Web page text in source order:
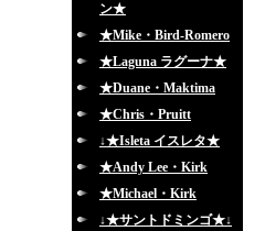
ン★
★Mike・Bird-Romero
★Laguna ラグーナ★
★Duane・Maktima
★Chris・Pruitt
↓★Isleta イスレタ★
★Andy Lee・Kirk
★Michael・Kirk
↓★サントドミンゴ★↓